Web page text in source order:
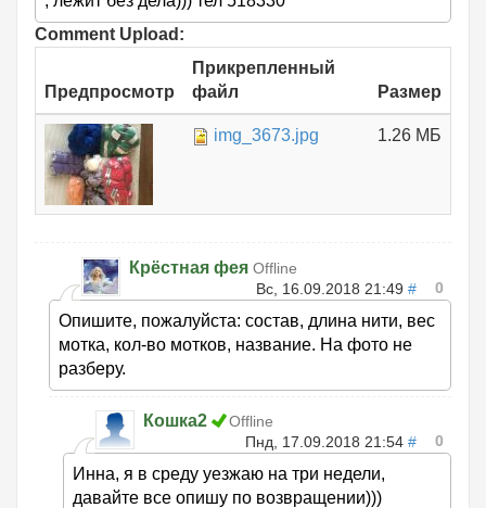
Comment Upload:
Предпросмотр
Прикрепленный
файл
Размер
img_3673.jpg 1.26 МБ
Крёстная фея Offline
Вс, 16.09.2018 21:49 # 0
Опишите, пожалуйста: состав, длина нити, вес
мотка, кол-во мотков, название. На фото не
разберу.
Кошка2
Offline
Пнд, 17.09.2018 21:54 # 0
Инна, я в среду уезжаю на три недели,
давайте все опишу по возвращении)))